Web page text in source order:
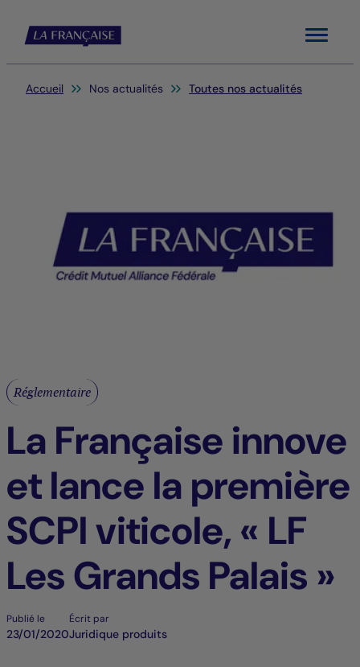
Menu
Vous êtes ici:
Accueil Nos actualités Toutes nos actualités
Réglementaire
La Française innove
et lance la première
SCPI viticole, « LF
Les Grands Palais »
Publié le
23/01/2020
Écrit par
Juridique produits